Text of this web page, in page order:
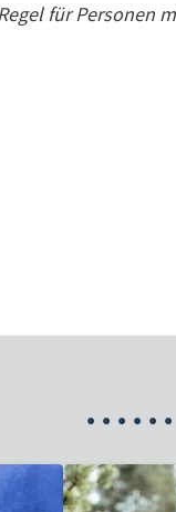
für Personen
• • • • • •